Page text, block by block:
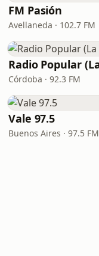
FM Pasión
Avellaneda · 102.7 FM
Córdoba · 92.3 FM
Vale 97.5
Buenos Aires · 97.5 FM